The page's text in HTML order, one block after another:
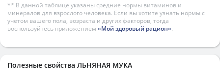
** В данной таблице указаны средние нормы витаминов и
минералов для взрослого человека. Если вы хотите узнать нормы с
учетом вашего пола, возраста и других факторов, тогда
воспользуйтесь приложением «Мой здоровый рацион».
Полезные свойства ЛЬНЯНАЯ МУКА